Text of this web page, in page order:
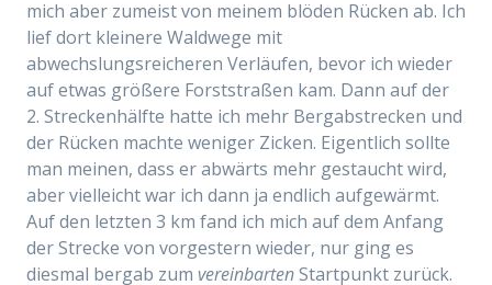
mich aber zumeist von meinem blöden Rücken ab. Ich
lief dort kleinere Waldwege mit
abwechslungsreicheren Verläufen, bevor ich wieder
auf etwas größere Forststraßen kam. Dann auf der
2. Streckenhälfte hatte ich mehr Bergabstrecken und
der Rücken machte weniger Zicken. Eigentlich sollte
man meinen, dass er abwärts mehr gestaucht wird,
aber vielleicht war ich dann ja endlich aufgewärmt.
Auf den letzten 3 km fand ich mich auf dem Anfang
der Strecke von vorgestern wieder, nur ging es
diesmal bergab zum vereinbartenStartpunkt zurück.